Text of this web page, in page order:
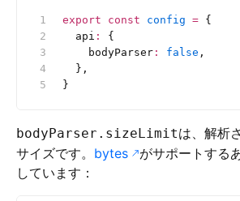
export const config = {
  api
:
{
    bodyParser
: false ,
  },
}
bodyParser.sizeLimitは、解析
サイズです。 bytes
がサポートする
しています：